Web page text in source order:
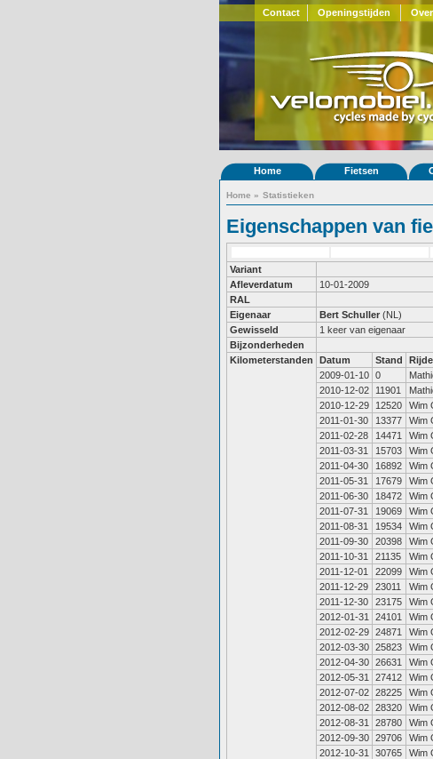
Contact Openingstijden
Home Fietsen
Home » Statistieken
Eigenschappen van
Variant
Afleverdatum
10-01-2009
RAL
Eigenaar
Bert Schuller (NL)
Gewisseld
1 keer van eigenaar
Bijzonderheden
Kilometerstanden
Datum Stand
2009-01-10 0
2010-12-02
11901
2010-12-29
12520 Wim
2011-01-30
13377 Wim
2011-02-28
14471 Wim
2011-03-31
15703 Wim
2011-04-30
16892 Wim
2011-05-31
17679 Wim
2011-06-30
18472 Wim
2011-07-31
19069 Wim
2011-08-31
19534 Wim
2011-09-30
20398 Wim
2011-10-31
21135 Wim
2011-12-01
22099 Wim
2011-12-29
23011 Wim
2011-12-30
23175 Wim
2012-01-31
24101 Wim
2012-02-29 24871 Wim
2012-03-30 25823 Wim
2012-04-30 26631 Wim
2012-05-31
27412 Wim
2012-07-02 28225 Wim
2012-08-02 28320 Wim
2012-08-31
28780 Wim
2012-09-30 29706 Wim
2012-10-31
30765 Wim